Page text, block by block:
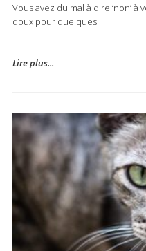
Vous avez du mal à dire ‘non’
doux pour quelques
Lire plus...